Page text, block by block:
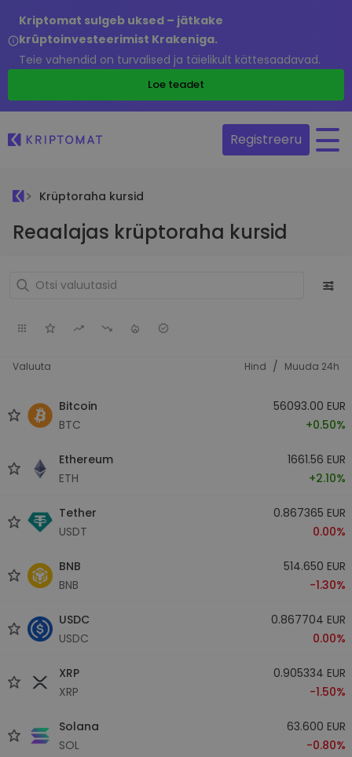
Kriptomat sulgeb uksed – jätkake
krüptoinvesteerimist Krakeniga.
Teie vahendid on turvalised ja täielikult kättesaadavad.
Loe teadet
Registreeru
Krüptoraha kursid
Reaalajas krüptoraha kursid
Valuuta Hind / Muuda 24h
Bitcoin
BTC
56093.00 EUR
+0.50%
Ethereum
ETH
1661.56 EUR
+2.10%
Tether
USDT
0.867365 EUR
0.00%
BNB
BNB
514.650 EUR
-1.30%
USDC
USDC
0.867704 EUR
0.00%
XRP
XRP
0.905334 EUR
-1.50%
Solana
SOL
63.600 EUR
-0.80%